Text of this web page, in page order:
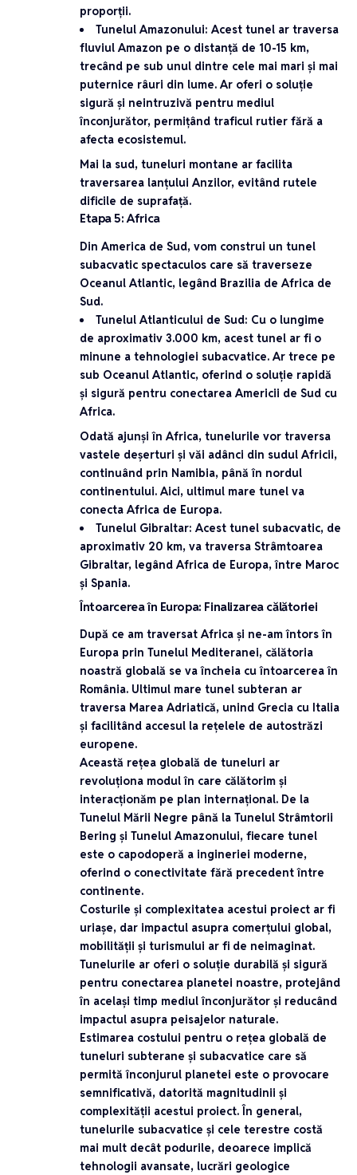
proporții.
Tunelul Amazonului: Acest tunel ar traversa
fluviul Amazon pe o distanță de 10-15 km,
trecând pe sub unul dintre cele mai mari și mai
puternice râuri din lume. Ar oferi o soluție
sigură și neintruzivă pentru mediul
înconjurător, permițând traficul rutier fără a
afecta ecosistemul.
Mai la sud, tuneluri montane ar facilita
traversarea lanțului Anzilor, evitând rutele
dificile de suprafață.
Etapa 5: Africa
Din America de Sud, vom construi un tunel
subacvatic spectaculos care să traverseze
Oceanul Atlantic, legând Brazilia de Africa de
Sud.
Tunelul Atlanticului de Sud: Cu o lungime
de aproximativ 3.000 km, acest tunel ar fi o
minune a tehnologiei subacvatice. Ar trece pe
sub Oceanul Atlantic, oferind o soluție rapidă
și sigură pentru conectarea Americii de Sud cu
Africa.
Odată ajunși în Africa, tunelurile vor traversa
vastele deșerturi și văi adânci din sudul Africii,
continuând prin Namibia, până în nordul
continentului. Aici, ultimul mare tunel va
conecta Africa de Europa.
Tunelul Gibraltar: Acest tunel subacvatic, de
aproximativ 20 km, va traversa Strâmtoarea
Gibraltar, legând Africa de Europa, între Maroc
și Spania.
Întoarcerea în Europa: Finalizarea călătoriei
După ce am traversat Africa și ne-am întors în
Europa prin Tunelul Mediteranei, călătoria
noastră globală se va încheia cu întoarcerea în
România. Ultimul mare tunel subteran ar
traversa Marea Adriatică, unind Grecia cu Italia
și facilitând accesul la rețelele de autostrăzi
europene.
Această rețea globală de tuneluri ar
revoluționa modul în care călătorim și
interacționăm pe plan internațional. De la
Tunelul Mării Negre până la Tunelul Strâmtorii
Bering și Tunelul Amazonului, fiecare tunel
este o capodoperă a ingineriei moderne,
oferind o conectivitate fără precedent între
continente.
Costurile și complexitatea acestui proiect ar fi
uriașe, dar impactul asupra comerțului global,
mobilității și turismului ar fi de neimaginat.
Tunelurile ar oferi o soluție durabilă și sigură
pentru conectarea planetei noastre, protejând
în același timp mediul înconjurător și reducând
impactul asupra peisajelor naturale.
Estimarea costului pentru o rețea globală de
tuneluri subterane și subacvatice care să
permită înconjurul planetei este o provocare
semnificativă, datorită magnitudinii și
complexității acestui proiect. În general,
tunelurile subacvatice și cele terestre costă
mai mult decât podurile, deoarece implică
tehnologii avansate, lucrări geologice